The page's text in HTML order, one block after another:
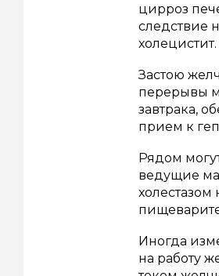
цирроз
следствие
холецистит.
Застою
перерывы
завтрака,
прием к
Рядом
ведущие
Иногда
на работу